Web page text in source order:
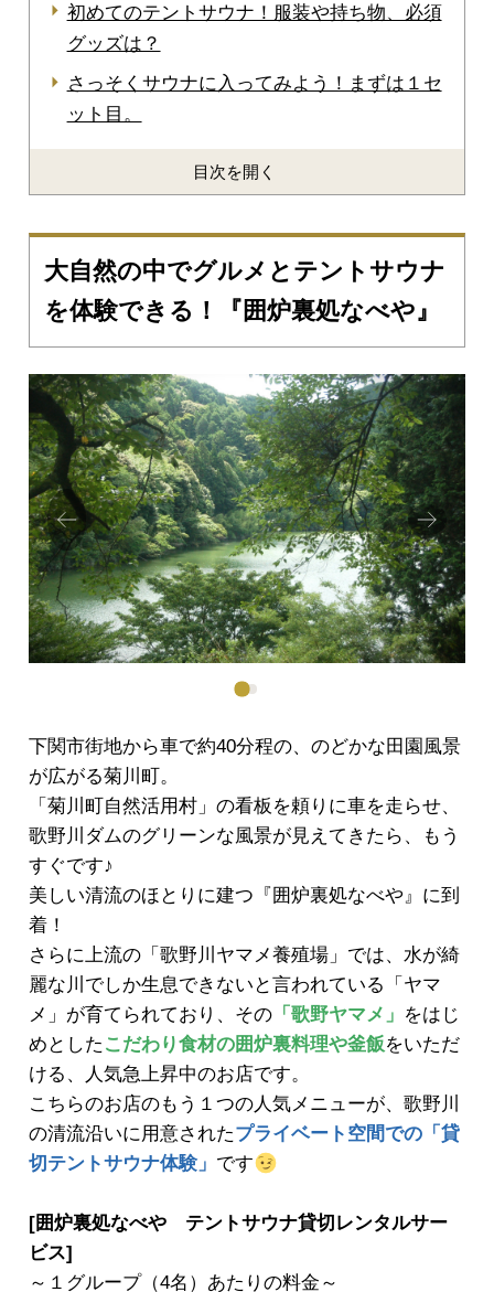
初めてのテントサウナ！服装や持ち物、必須
グッズは？
さっそくサウナに入ってみよう！まずは１セ
ット目。
目次を開く
大自然の中でグルメとテントサウナ
を体験できる！『囲炉裏処なべや』
Prev
ious
Next
下関市街地から車で約40分程の、のどかな田園風景
が広がる菊川町。
「菊川町自然活用村」の看板を頼りに車を走らせ、
歌野川ダムのグリーンな風景が見えてきたら、もう
すぐです♪
美しい清流のほとりに建つ『囲炉裏処なべや』に到
着！
さらに上流の「歌野川ヤマメ養殖場」では、水が綺
麗な川でしか生息できないと言われている「ヤマ
メ」が育てられており、その「歌野ヤマメ」 をはじ
めとした こだわり食材の囲炉裏料理や釜飯をいただ
ける、人気急上昇中のお店です。
こちらのお店のもう１つの人気メニューが、歌野川
の清流沿いに用意されたプライベート空間での「貸
切テントサウナ体験」 です
[囲炉裏処なべや テントサウナ貸切レンタルサー
ビス]
～１グループ（4名）あたりの料金～